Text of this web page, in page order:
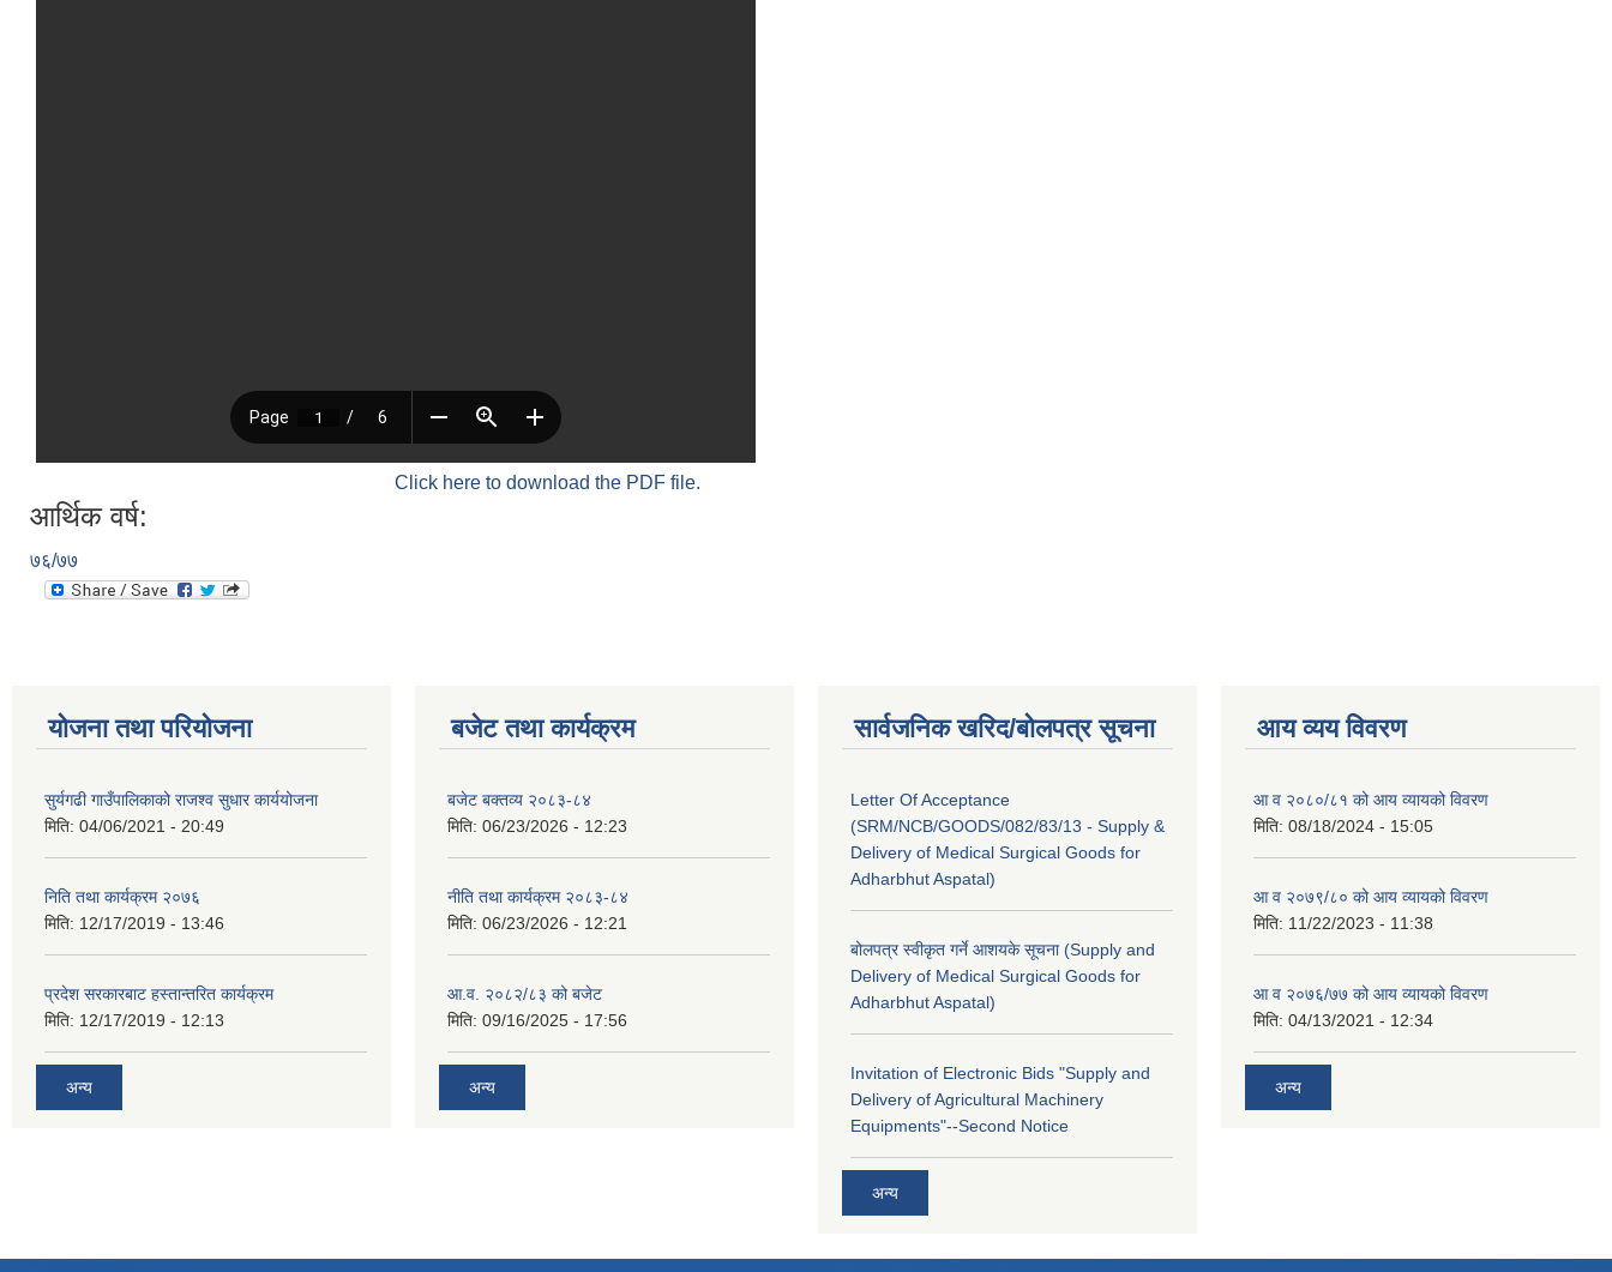
Click here to download the PDF file.
आर्थिक वर्ष:
७६/७७
योजना तथा परियोजना
सुर्यगढी गाउँपालिकाको राजश्व सुधार कार्ययोजना
मिति: 04/06/2021 - 20:49
निति तथा कार्यक्रम २०७६
मिति: 12/17/2019 - 13:46
प्रदेश सरकारबाट हस्तान्तरित कार्यक्रम
मिति: 12/17/2019 - 12:13
अन्य
बजेट तथा कार्यक्रम
बजेट बक्तव्य २०८३-८४
मिति: 06/23/2026 - 12:23
नीति तथा कार्यक्रम २०८३-८४
मिति: 06/23/2026 - 12:21
आ.व. २०८२/८३ को बजेट
मिति: 09/16/2025 - 17:56
अन्य
सार्वजनिक खरिद/बोलपत्र सूचना
Letter Of Acceptance
(SRM/NCB/GOODS/082/83/13 - Supply &
Delivery of Medical Surgical Goods for
Adharbhut Aspatal)
बोलपत्र स्वीकृत गर्ने आशयके सूचना (Supply and
Delivery of Medical Surgical Goods for
Adharbhut Aspatal)
Invitation of Electronic Bids "Supply and
Delivery of Agricultural Machinery
Equipments"--Second Notice
अन्य
आय व्यय विवरण
आ व २०८०/८१ को आय व्यायको विवरण
मिति: 08/18/2024 - 15:05
आ व २०७९/८० को आय व्यायको विवरण
मिति: 11/22/2023 - 11:38
आ व २०७६/७७ को आय व्यायको विवरण
मिति: 04/13/2021 - 12:34
अन्य